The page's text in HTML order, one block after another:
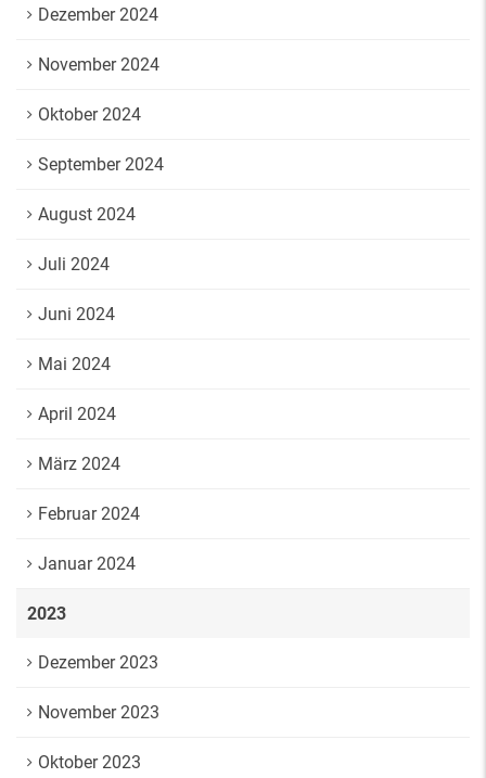
Dezember 2024
November 2024
Oktober 2024
September 2024
August 2024
Juli 2024
Juni 2024
Mai 2024
April 2024
März 2024
Februar 2024
Januar 2024
2023
Dezember 2023
November 2023
Oktober 2023